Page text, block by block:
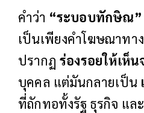
คำว่า “ระบอบทักษิณ”
เป็นเพียงคำโฆษณาทา
ปรากฏร่องรอยให้เห็น
บุคคล แต่มันกลายเป็น
ที่ถักทอทั้งรัฐ ธุรกิจ แล